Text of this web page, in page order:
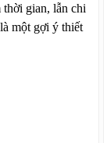
gian, lẫn chi
một gợi ý thiết